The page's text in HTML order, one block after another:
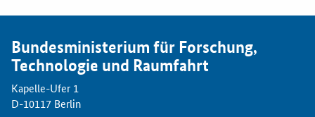
Veranstaltungen
Aktuelle Veranstaltungen
Bundesministerium für Forschung,
Technologie und Raumfahrt
Kapelle-Ufer 1
D-10117 Berlin